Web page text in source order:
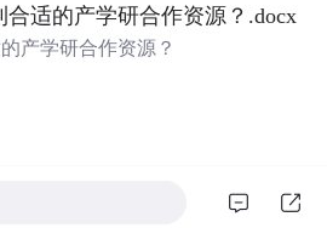
能清单、MIT License及原创与授
目录，执行npm test验证算法，
适的产学研合作资源？.docx
产学研合作资源？